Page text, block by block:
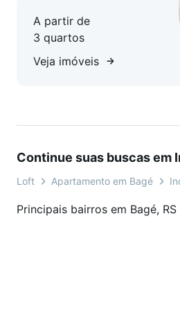
A partir de
3 quartos
Veja imóveis
Continue suas buscas em
Loft Apartamento em Bagé
Principais bairros em Bagé, RS